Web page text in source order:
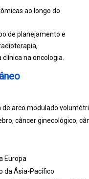
ao longo do
de planejamento e
na oncologia.
de arco modulado
câncer ginecológico,
Europa
da Ásia-Pacífico